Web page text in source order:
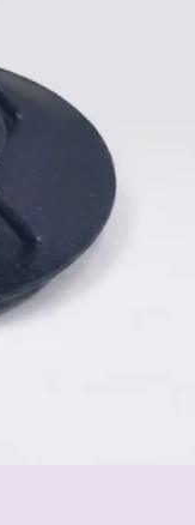
nicht für
gilt für Kontakt mit
kein Widerrufsrecht.